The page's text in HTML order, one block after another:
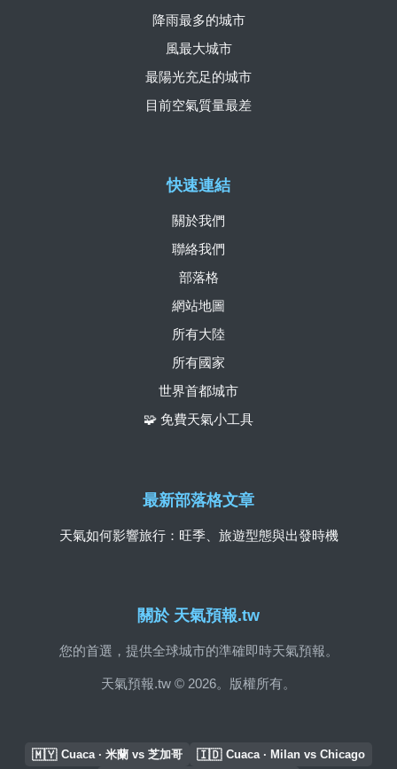
關於 天氣預報.tw
您的首選，提供全球城市的準確即時天氣預報。
天氣預報.tw © 2026。版權所有。
快速連結
關於我們
聯絡我們
部落格
網站地圖
所有大陸
所有國家
世界首都城市
🧩 免費天氣小工具
降雨最多的城市
風最大城市
最陽光充足的城市
目前空氣質量最差
最新部落格文章
天氣如何影響旅行：旺季、旅遊型態與出發時機
🇲🇾 Cuaca · 米蘭 vs 芝加哥 🇮🇩 Cuaca · Milan vs Chicago